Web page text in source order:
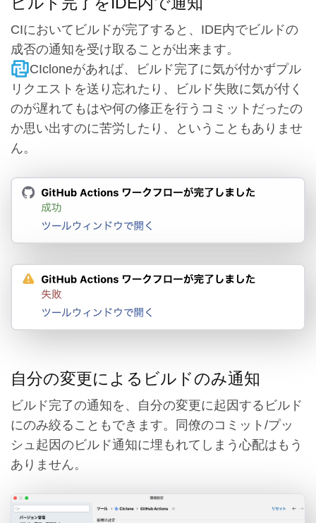
CIにおいてビルドが完了すると、IDE内でビルドの
成否の通知を受け取ることが出来ます。
CIcloneがあれば、ビルド完了に気が付かずプル
リクエストを送り忘れたり、ビルド失敗に気が付く
のが遅れてもはや何の修正を行うコミットだったの
か思い出すのに苦労したり、ということもありませ
ん。
自分の変更によるビルドのみ通知
ビルド完了の通知を、自分の変更に起因するビルド
にのみ絞ることもできます。同僚のコミット/プッ
シュ起因のビルド通知に埋もれてしまう心配はもう
ありません。